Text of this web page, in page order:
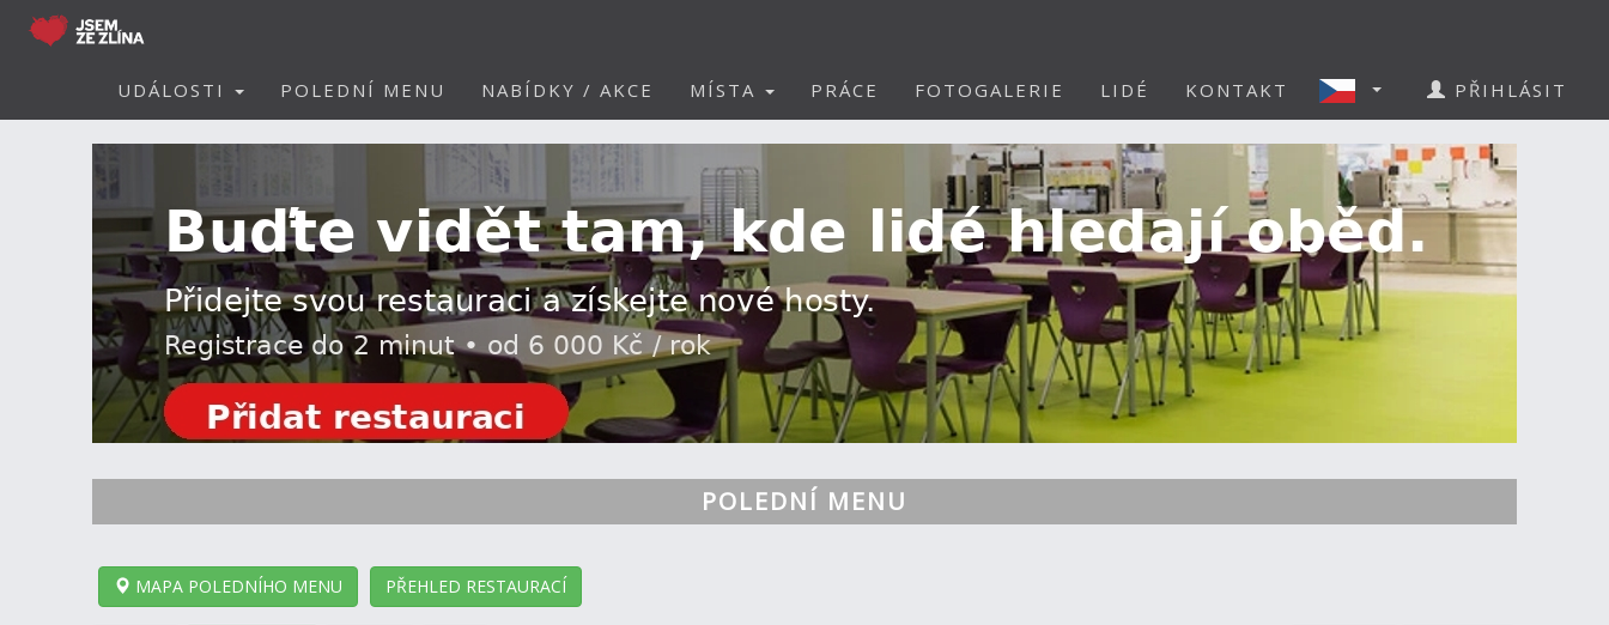
UDÁLOSTI POLEDNÍ MENU NABÍDKY / AKCE MÍSTA PRÁCE FOTOGALERIE LIDÉ KONTAKT PŘIHLÁSIT
POLEDNÍ MENU
MAPA POLEDNÍHO MENU PŘEHLED RESTAURACÍ